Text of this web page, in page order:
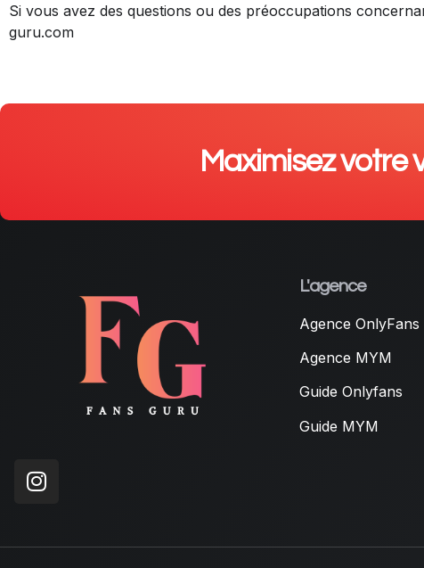
Si vous avez des questions ou des préoccupations
guru.com
Maximisez votre
L'agence
Agence OnlyFans
Agence MYM
Guide Onlyfans
Guide MYM